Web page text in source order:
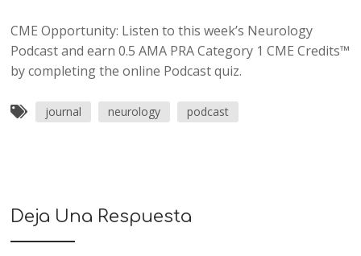
CME Opportunity: Listen to this week’s Neurology
Podcast and earn 0.5 AMA PRA Category 1 CME Credits™
by completing the online Podcast quiz.
journal neurology podcast
Deja Una Respuesta